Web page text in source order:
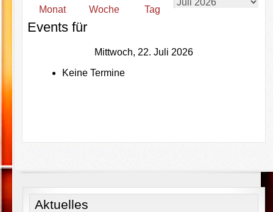
Events für
Mittwoch, 22. Juli 2026
Keine Termine
Aktuelles